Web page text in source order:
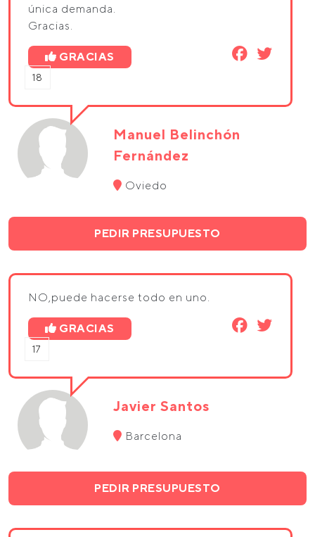
única demanda.
Gracias.
GRACIAS
18
Manuel Belinchón
Fernández
Oviedo
PEDIR PRESUPUESTO
NO,puede hacerse todo en uno.
GRACIAS
17
Javier Santos
Barcelona
PEDIR PRESUPUESTO